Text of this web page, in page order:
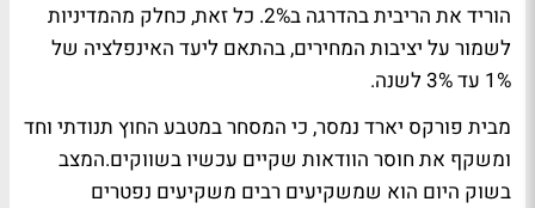
הוריד את הריבית בהדרגה ב2%. כל זאת, כחלק מהמדיניות
לשמור על יציבות המחירים, בהתאם ליעד האינפלציה של
1% עד 3% לשנה.
מבית פורקס יארד נמסר, כי המסחר במטבע החוץ תנודתי וחד
ומשקף את חוסר הוודאות שקיים עכשיו בשווקים.המצב
בשוק היום הוא שמשקיעים רבים משקיעים נפטרים